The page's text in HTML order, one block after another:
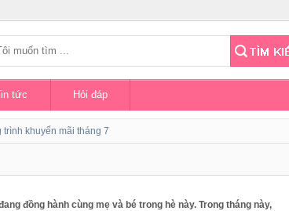
tức Hỏi đáp
khuyến mãi tháng 7
đồng hành cùng mẹ và bé trong hè này. Trong tháng này,